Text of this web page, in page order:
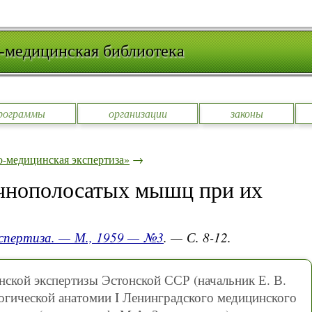
библиотека
организации законы
медицинская экспертиза» →
мышц при их
— М., 1959 — №3. — С. 8-12.
экспертизы Эстонской ССР (начальник Е. В.
анатомии I Ленинградского медицинского